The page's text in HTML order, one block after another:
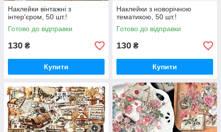
Наклейки вінтажні з
інтер'єром, 50 шт.!
Готово до відправки
130 ₴
Купити
Наклейки з новорічною
тематикою, 50 шт.!
Готово до відправки
130 ₴
Купити